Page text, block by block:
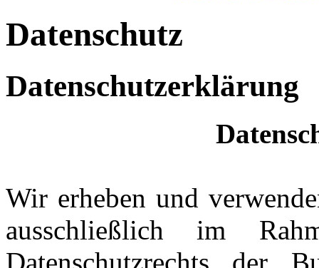
Datenschutz
Datenschutzerklärung
Wir erheben und
ausschließlich im